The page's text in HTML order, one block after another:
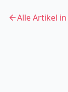
Alle Artikel in